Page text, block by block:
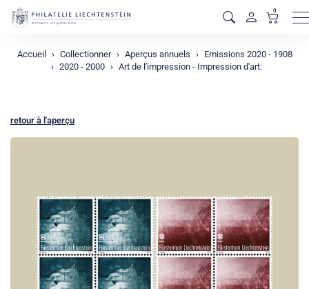
0
Accueil Collectionner Aperçus annuels
Emissions 2020 - 1908
2020 - 2000
Art de l'impression - Impression d'art:
retour à l'aperçu